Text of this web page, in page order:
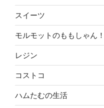
スイーツ
モルモットのももしゃん！
レジン
コストコ
ハムたむの生活